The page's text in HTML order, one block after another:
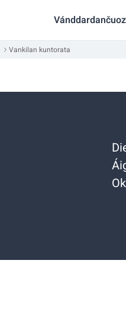
Vankilan kuntorata